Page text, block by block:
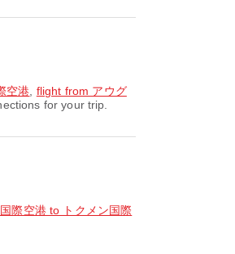
空港 flight from アウグ
for your trip.
際空港 to トクメン国際